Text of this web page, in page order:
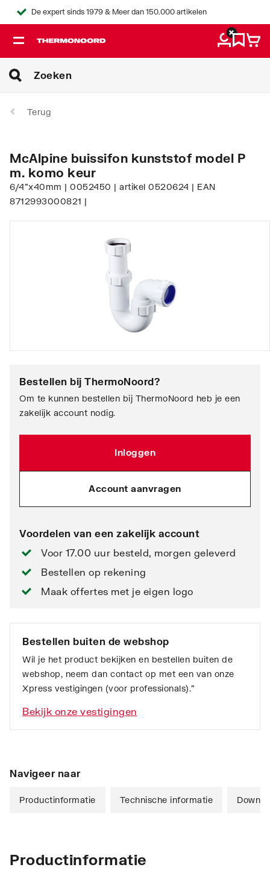
De expert sinds 1979 & Meer dan 150.000 artikelen
Terug
McAlpine buissifon kunststof model P
m. komo keur
6/4"x40mm | 0052450 | artikel 0520624 | EAN
8712993000821 |
Bestellen bij ThermoNoord?
Om te kunnen bestellen bij ThermoNoord heb je een
zakelijk account nodig.
Inloggen
Account aanvragen
Voordelen van een zakelijk account
Voor 17.00 uur besteld, morgen geleverd
Bestellen op rekening
Maak offertes met je eigen logo
Bestellen buiten de webshop
Wil je het product bekijken en bestellen buiten de
webshop, neem dan contact op met een van onze
Xpress vestigingen (voor professionals).”
Bekijk onze vestigingen
Navigeer naar
Productinformatie Technische informatie
Productinformatie